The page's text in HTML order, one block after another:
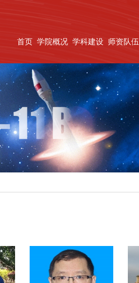
首页 学院概况 学科建设 师资队伍